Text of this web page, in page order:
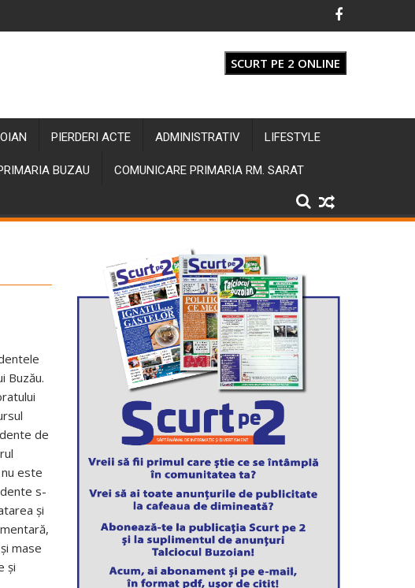
SCURT PE 2 ONLINE
PIERDERI ACTE ADMINISTRATIV LIFESTYLE
BUZAU COMUNICARE PRIMARIA RM. SARAT
Buzău.
de
este
s-
și
mase
și